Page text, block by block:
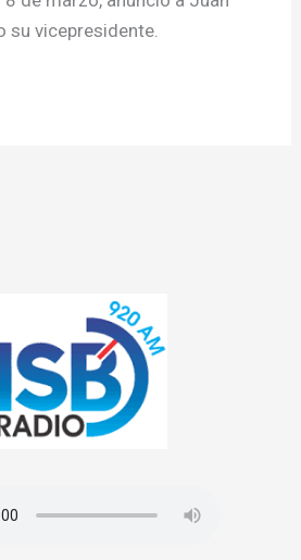
su vicepresidente.